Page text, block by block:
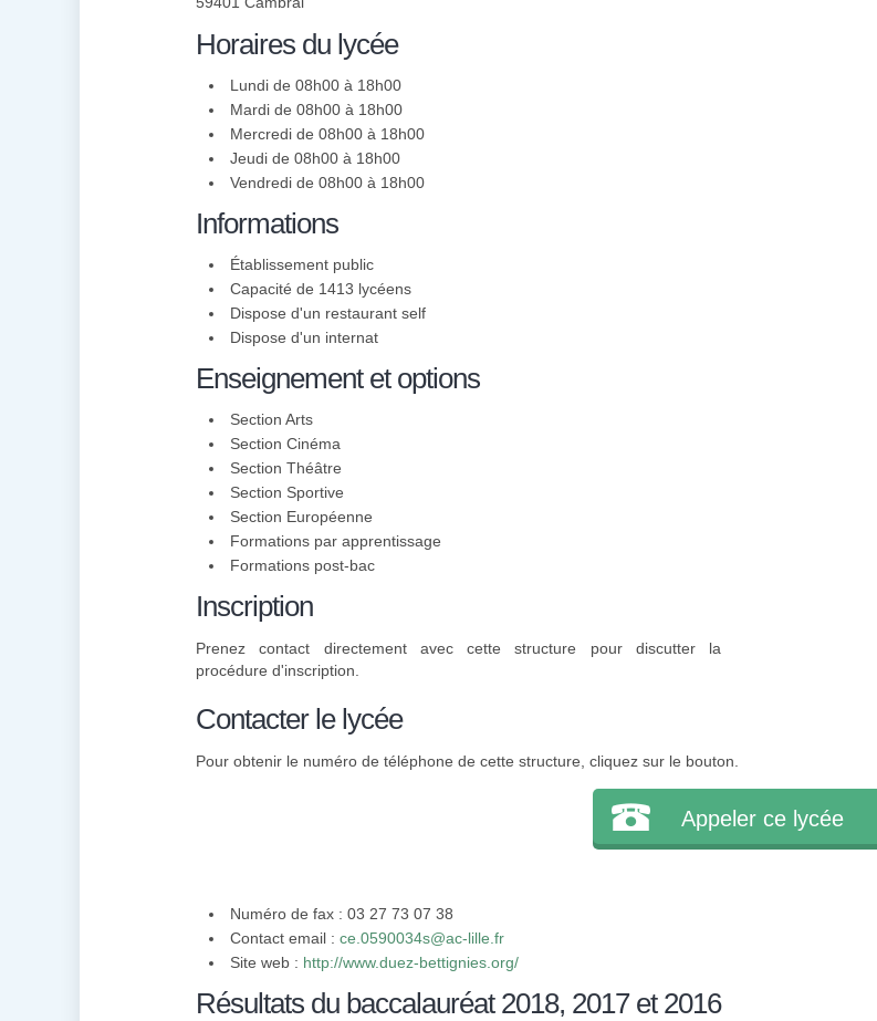
Horaires du lycée
Lundi de 08h00 à 18h00
Mardi de 08h00 à 18h00
Mercredi de 08h00 à 18h00
Jeudi de 08h00 à 18h00
Vendredi de 08h00 à 18h00
Informations
Établissement public
Capacité de 1413 lycéens
Dispose d'un restaurant self
Dispose d'un internat
Enseignement et options
Section Arts
Section Cinéma
Section Théâtre
Section Sportive
Section Européenne
Formations par apprentissage
Formations post-bac
Inscription
Prenez contact directement avec cette structure pour discutter la
procédure d'inscription.
Contacter le lycée
Pour obtenir le numéro de téléphone de cette structure, cliquez sur le bouton.
Appeler ce lycée
Numéro de fax : 03 27 73 07 38
Contact email : ce.0590034s@ac-lille.fr
Site web : http://www.duez-bettignies.org/
Résultats du baccalauréat 2018, 2017 et 2016